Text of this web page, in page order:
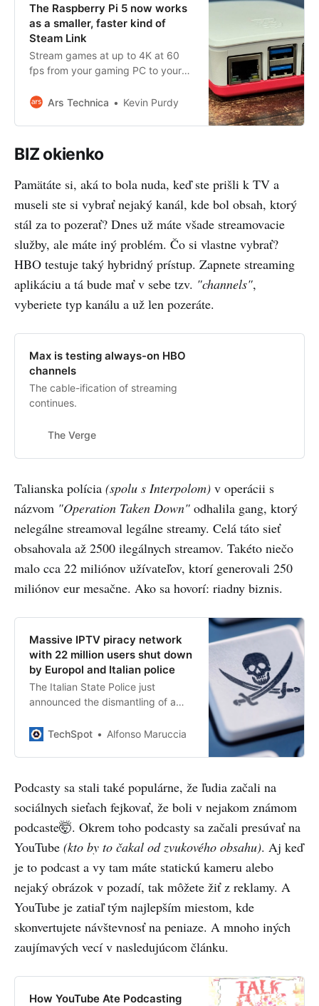
The Raspberry Pi 5 now works
as a smaller, faster kind of
Steam Link
Stream games at up to 4K at 60
fps from your gaming PC to your
Ars Technica
Kevin Purdy
BIZ okienko
Pamätáte si, aká to bola nuda, keď ste prišli k TV a
museli ste si vybrať nejaký kanál, kde bol obsah, ktorý
stál za to pozerať? Dnes už máte všade streamovacie
služby, ale máte iný problém. Čo si vlastne vybrať?
HBO testuje taký hybridný prístup. Zapnete streaming
aplikáciu a tá bude mať v sebe tzv. "channels",
vyberiete typ kanálu a už len pozeráte.
Max is testing always-on HBO
channels
The cable-ification of streaming
continues.
The Verge
Talianska polícia (spolu s Interpolom) v operácii s
názvom "Operation Taken Down" odhalila gang, ktorý
nelegálne streamoval legálne streamy. Celá táto sieť
obsahovala až 2500 ilegálnych streamov. Takéto niečo
malo cca 22 miliónov užívateľov, ktorí generovali 250
miliónov eur mesačne. Ako sa hovorí: riadny biznis.
Massive IPTV piracy network
with 22 million users shut down
by Europol and Italian police
The Italian State Police just
announced the dismantling of a
22 million global users. Officials
making...
TechSpot Alfonso Maruccia
Podcasty sa stali také populárne, že ľudia začali na
sociálnych sieťach fejkovať, že boli v nejakom známom
podcaste🤯. Okrem toho podcasty sa začali presúvať na
YouTube (kto by to čakal od zvukového obsahu). Aj keď
je to podcast a vy tam máte statickú kameru alebo
nejaký obrázok v pozadí, tak môžete žiť z reklamy. A
YouTube je zatiaľ tým najlepším miestom, kde
skonvertujete návštevnosť na peniaze. A mnoho iných
zaujímavých vecí v nasledujúcom článku.
How YouTube Ate Podcasting